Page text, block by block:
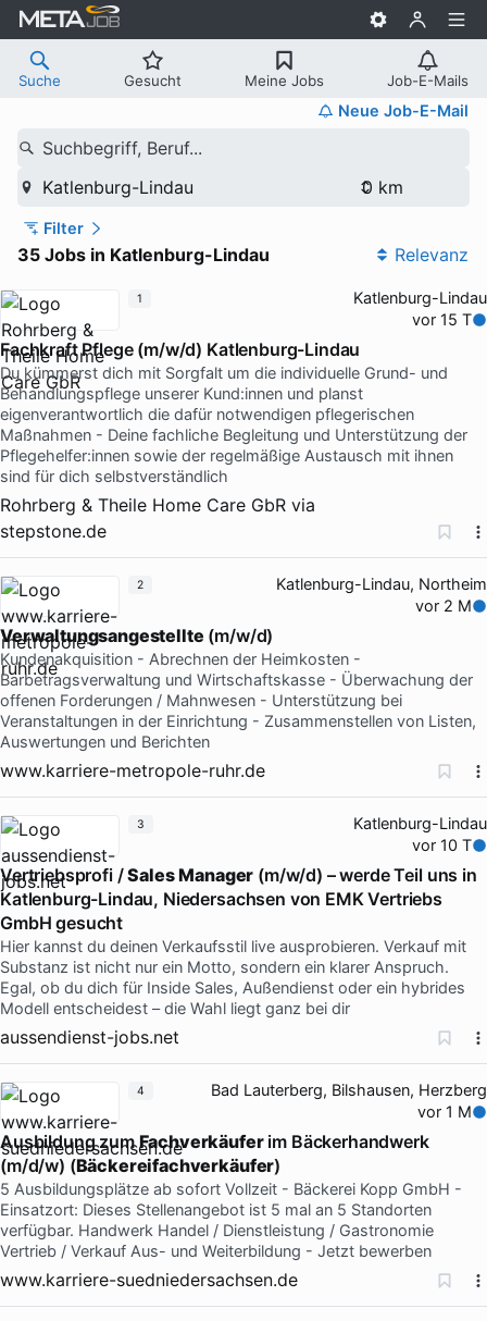
Suche Gesucht Meine Jobs Job-E-Mails
Neue Job-E-Mail
Suchbegriff, Beruf...
Katlenburg-Lindau
Filter
35 Jobs in Katlenburg-Lindau Relevanz
Katlenburg-Lindau
vor 15 T
Fachkraft Pflege (m/w/d) Katlenburg-Lindau
Du kümmerst dich mit Sorgfalt um die individuelle Grund- und
Behandlungspflege unserer Kund:innen und planst
eigenverantwortlich die dafür notwendigen pflegerischen
Maßnahmen - Deine fachliche Begleitung und Unterstützung der
Pflegehelfer:innen sowie der regelmäßige Austausch mit ihnen
sind für dich selbstverständlich
Rohrberg & Theile Home Care GbR via
stepstone.de
1
Katlenburg-Lindau, Northeim
vor 2 M
Verwaltungsangestellte (m/w/d)
Kundenakquisition - Abrechnen der Heimkosten -
Barbetragsverwaltung und Wirtschaftskasse - Überwachung der
offenen Forderungen / Mahnwesen - Unterstützung bei
Veranstaltungen in der Einrichtung - Zusammenstellen von Listen,
Auswertungen und Berichten
www.karriere-metropole-ruhr.de
2
Katlenburg-Lindau
vor 10 T
Vertriebsprofi /SalesManager (m/w/d) – werde Teil uns in
Katlenburg-Lindau, Niedersachsen von EMK Vertriebs
GmbH gesucht
Hier kannst du deinen Verkaufsstil live ausprobieren. Verkauf mit
Substanz ist nicht nur ein Motto, sondern ein klarer Anspruch.
Egal, ob du dich für Inside Sales, Außendienst oder ein hybrides
Modell entscheidest – die Wahl liegt ganz bei dir
aussendienst-jobs.net
3
Bad Lauterberg, Bilshausen, Herzberg
vor 1 M
Ausbildung zumFachverkäuferim Bäckerhandwerk
(m/d/w) (Bäckereifachverkäufer)
5 Ausbildungsplätze ab sofort Vollzeit - Bäckerei Kopp GmbH -
Einsatzort: Dieses Stellenangebot ist 5 mal an 5 Standorten
verfügbar. Handwerk Handel / Dienstleistung / Gastronomie
Vertrieb / Verkauf Aus- und Weiterbildung - Jetzt bewerben
www.karriere-suedniedersachsen.de
4